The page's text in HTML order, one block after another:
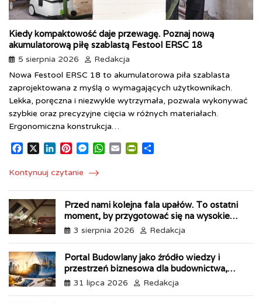
Kiedy kompaktowość daje przewagę. Poznaj nową
akumulatorową piłę szablastą Festool ERSC 18
5 sierpnia 2026
Redakcja
Nowa Festool ERSC 18 to akumulatorowa piła szablasta
zaprojektowana z myślą o wymagających użytkownikach.
Lekka, poręczna i niezwykle wytrzymała, pozwala wykonywać
szybkie oraz precyzyjne cięcia w różnych materiałach.
Ergonomiczna konstrukcja…
c
b
o
o
k
n
e
n
e
r
e
s
t
M
s
e
n
g
e
r
W
s
A
p
p
l
t
F
r
e
n
d
y
e
Kontynuuj czytanie
Przed nami kolejna fala upałów. To ostatni
moment, by przygotować się na wysokie
temperatury
3 sierpnia 2026 Redakcja
Portal Budowlany jako źródło wiedzy i
przestrzeń biznesowa dla budownictwa,
przemysłu i energetyki
31 lipca 2026 Redakcja